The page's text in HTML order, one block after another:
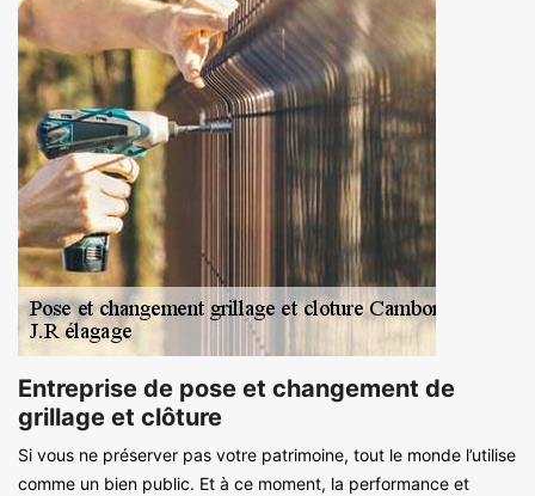
Entreprise de pose et changement de
grillage et clôture
Si vous ne préserver pas votre patrimoine, tout le monde l’utilise
comme un bien public. Et à ce moment, la performance et